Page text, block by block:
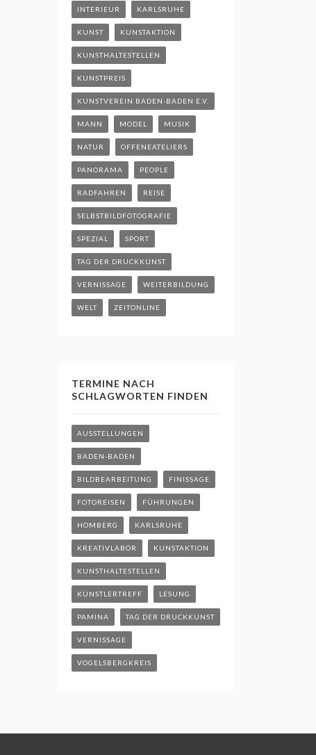
INTERIEUR KARLSRUHE
KUNST KUNSTAKTION
KUNSTHALTESTELLEN
KUNSTPREIS
KUNSTVEREIN BADEN-BADEN E.V.
MANN MODEL MUSIK
NATUR OFFENEATELIERS
PANORAMA PEOPLE
RADFAHREN REISE
SELBSTBILDFOTOGRAFIE
SPEZIAL SPORT
TAG DER DRUCKKUNST
VERNISSAGE WEITERBILDUNG
WELT ZEITONLINE
TERMINE NACH
SCHLAGWORTEN FINDEN
AUSSTELLUNGEN
BADEN-BADEN
BILDBEARBEITUNG FINISSAGE
FOTOREISEN FÜHRUNGEN
HOMBERG KARLSRUHE
KREATIVLABOR KUNSTAKTION
KUNSTHALTESTELLEN
KÜNSTLERTREFF LESUNG
PAMINA TAG DER DRUCKKUNST
VERNISSAGE
VOGELSBERGKREIS